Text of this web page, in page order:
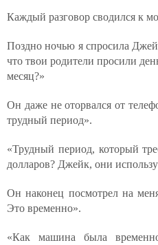
Каждый разговор сводился к
Поздно ночью я спросила
что твои родители просили
месяц?»
Он даже не оторвался от
трудный период».
«Трудный период, который
долларов? Джейк, они
Он наконец посмотрел на
Это временно».
«Как машина была